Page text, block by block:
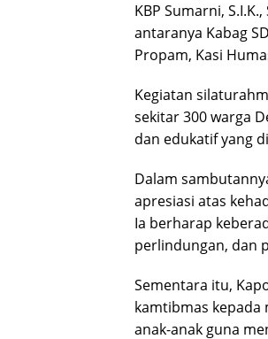
KBP Sumarni,
antaranya Kabag
Propam, Kasi
Kegiatan
sekitar 300 warga
dan edukatif yang
Dalam
apresiasi atas
Ia berharap
perlindungan, dan
Sementara itu,
kamtibmas kepada
anak-anak guna